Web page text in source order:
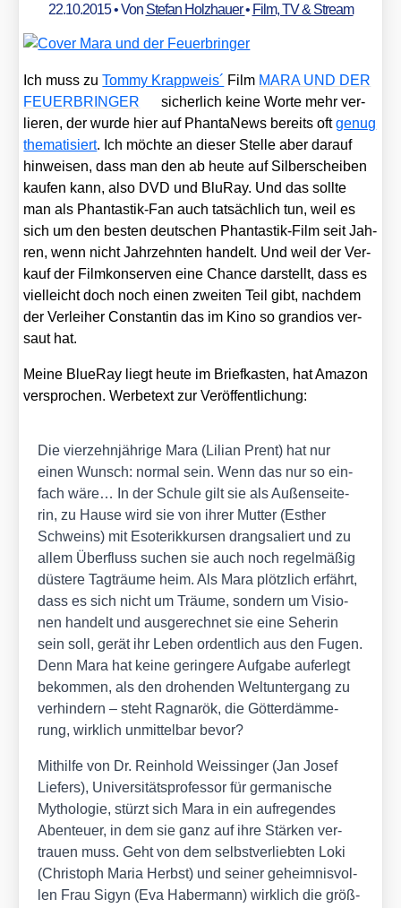
22.10.2015• Von Stefan Holzhauer• Film, TV & Stream
Ich muss zuTom­my Krapp­weis´ Film MARA UND DER
FEUERBRINGER
sicher­lich kei­ne Wor­te mehr ver­
lie­ren, der wur­de hier auf Phan­ta­News bereits oftgenug
the­ma­ti­siert. Ich möch­te an die­ser Stel­le aber dar­auf
hin­wei­sen, dass man den ab heu­te auf Sil­ber­schei­ben
kau­fen kann, also DVD und Blu­Ray. Und das soll­te
man als Phan­tas­tik-Fan auch tat­säch­lich tun, weil es
sich um den bes­ten deut­schen Phan­tas­tik-Film seit Jah­
ren, wenn nicht Jahr­zehn­ten han­delt. Und weil der Ver­
kauf der Film­kon­ser­ven eine Chan­ce dar­stellt, dass es
viel­leicht doch noch einen zwei­ten Teil gibt, nach­dem
der Ver­lei­her Con­stan­tin das im Kino so gran­di­os ver­
saut hat.
Mei­ne BlueR­ay liegt heu­te im Brief­kas­ten, hat Ama­zon
ver­spro­chen. Wer­be­text zur Ver­öf­fent­li­chung:
Die vier­zehn­jäh­ri­ge Mara (Lili­an Prent) hat nur
einen Wunsch: nor­mal sein. Wenn das nur so ein­
fach wäre… In der Schu­le gilt sie als Außen­sei­te­
rin, zu Hau­se wird sie von ihrer Mut­ter (Esther
Schweins) mit Eso­te­rik­kur­sen drang­sa­liert und zu
allem Über­fluss suchen sie auch noch regel­mä­ßig
düs­te­re Tag­träu­me heim. Als Mara plötz­lich erfährt,
dass es sich nicht um Träu­me, son­dern um Visio­
nen han­delt und aus­ge­rech­net sie eine Sehe­rin
sein soll, gerät ihr Leben ordent­lich aus den Fugen.
Denn Mara hat kei­ne gerin­ge­re Auf­ga­be auf­er­legt
bekom­men, als den dro­hen­den Welt­un­ter­gang zu
ver­hin­dern – steht Rag­na­r­ök, die Göt­ter­däm­me­
rung, wirk­lich unmit­tel­bar bevor?
Mit­hil­fe von Dr. Rein­hold Weis­sin­ger (Jan Josef
Lie­fers), Uni­ver­si­täts­pro­fes­sor für ger­ma­ni­sche
Mytho­lo­gie, stürzt sich Mara in ein auf­re­gen­des
Aben­teu­er, in dem sie ganz auf ihre Stär­ken ver­
trau­en muss. Geht von dem selbst­ver­lieb­ten Loki
(Chris­toph Maria Herbst) und sei­ner geheim­nis­vol­
len Frau Sigyn (Eva Haber­mann) wirk­lich die größ­